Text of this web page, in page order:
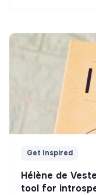
Get Inspired
Hélène de
tool for